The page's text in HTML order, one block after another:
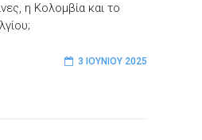
η Κολομβία και το
3 ΙΟΥΝΊΟΥ 2025